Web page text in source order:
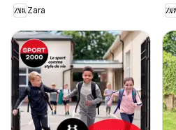
Zara